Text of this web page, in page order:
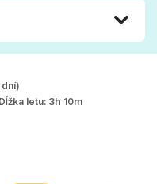
letu: 3h 10m